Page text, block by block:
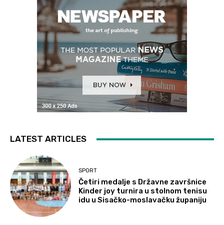
LATEST ARTICLES
SPORT
Četiri medalje s Državne završnice
Kinder joy turnira u stolnom tenisu
idu u Sisačko-moslavačku županiju